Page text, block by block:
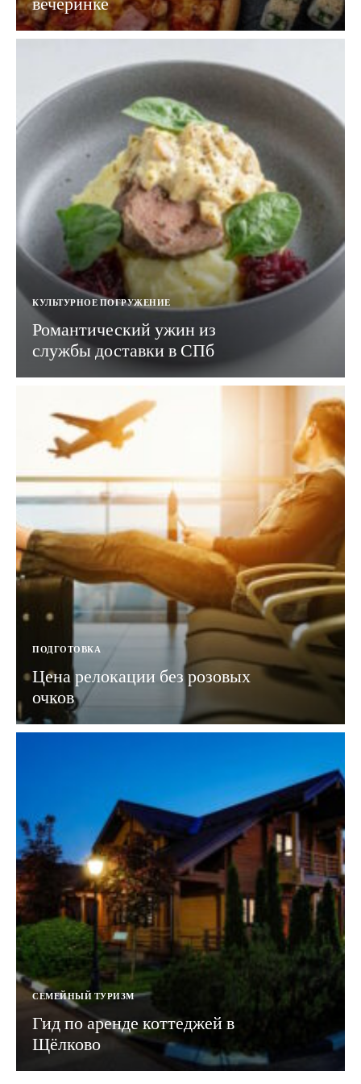
КУЛЬТУРНОЕ ПОГРУЖЕНИЕ
Романтический ужин из
службы доставки в СПб
ПОДГОТОВКА
Цена релокации без розовых
очков
СЕМЕЙНЫЙ ТУРИЗМ
Гид по аренде коттеджей в
Щёлково